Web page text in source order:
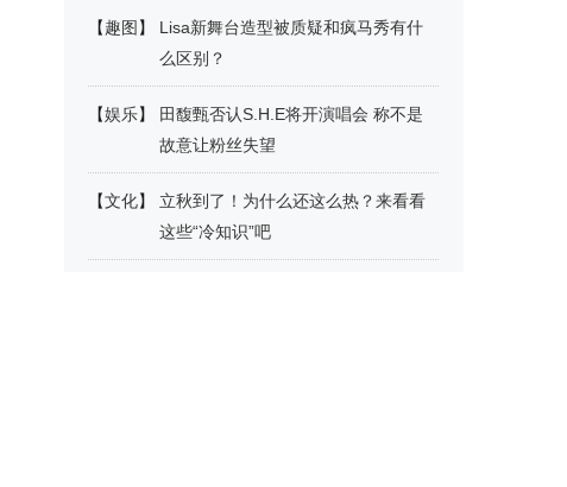
【趣图 】
Lisa新舞台造型被质疑和疯马秀有什
么区别？
【娱乐】
田馥甄否认S.H.E将开演唱会 称不是
故意让粉丝失望
【文化】
立秋到了！为什么还这么热？来看看
这些“冷知识”吧